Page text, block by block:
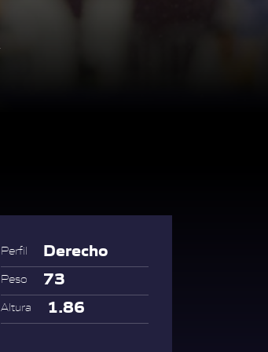
Perfil Derecho
Peso 73
Altura 1.86